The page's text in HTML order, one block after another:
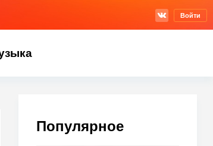
Войти
Популярное